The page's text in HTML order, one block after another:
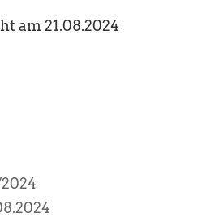
am 21.08.2024